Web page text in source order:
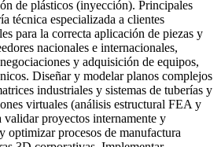
de plásticos (inyección). Principales
técnica especializada a clientes
para la correcta aplicación de piezas y
nacionales e internacionales,
y adquisición de equipos,
Diseñar y modelar planos complejos
industriales y sistemas de tuberías y
virtuales (análisis estructural FEA y
validar proyectos internamente y
optimizar procesos de manufactura